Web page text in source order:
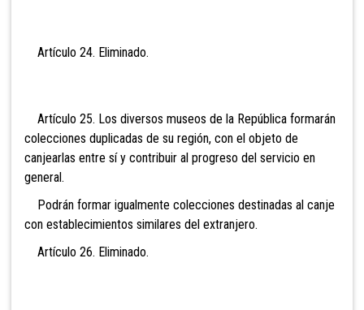
Artículo 24. Eliminado.
Artículo 25. Los diversos museos de la República formarán
colecciones duplicadas de su región, con el objeto de
canjearlas entre sí y contribuir al progreso del servicio en
general.
Podrán formar igualmente colecciones destinadas al canje
con establecimientos similares del extranjero.
Artículo 26. Eliminado.